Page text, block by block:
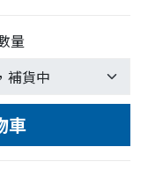
量
車